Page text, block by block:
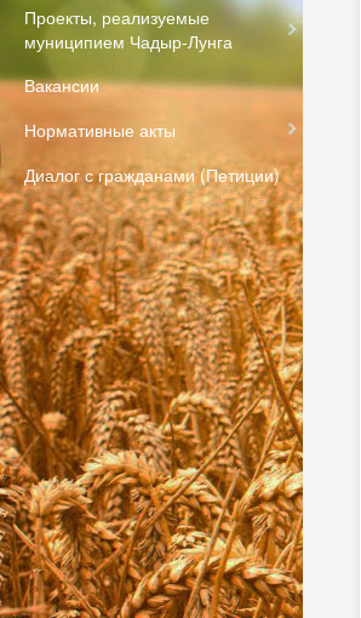
Проекты, реализуемые
муниципием Чадыр-Лунга
Вакансии
Нормативные акты
Диалог с гражданами (Петиции)